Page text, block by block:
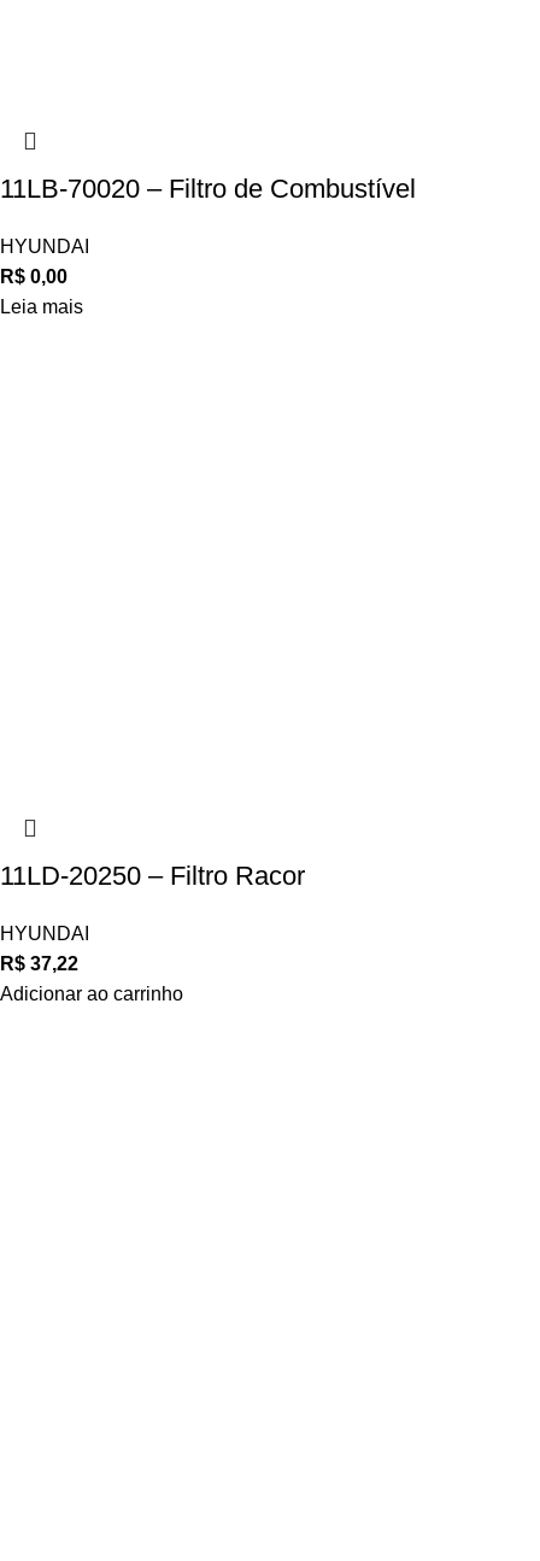
11LB-70020 – Filtro de Combustível
HYUNDAI
R$ 0,00
Leia mais
11LD-20250 – Filtro Racor
HYUNDAI
R$ 37,22
Adicionar ao carrinho